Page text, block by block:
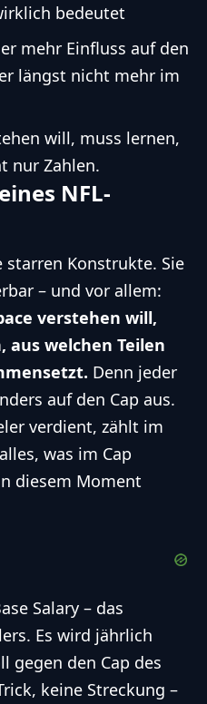
bedeutet
mehr Einfluss auf den
längst nicht mehr im
will, muss lernen,
nur Zahlen.
NFL-
starren Konstrukte. Sie
– und vor allem:
verstehen will,
aus welchen Teilen
Denn jeder
auf den Cap aus.
verdient, zählt im
was im Cap
diesem Moment
Salary – das
Es wird jährlich
gegen den Cap des
keine Streckung –